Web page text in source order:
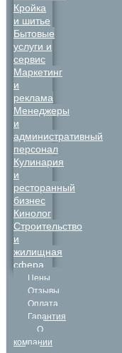
Кройка
и шитье
Бытовые
услуги и
сервис
Маркетинг
и
реклама
Менеджеры
и
административный
персонал
Кулинария
и
ресторанный
бизнес
Кинолог
Строительство
и
жилищная
сфера
Цены
Отзывы
Оплата
Гарантия
О
компании